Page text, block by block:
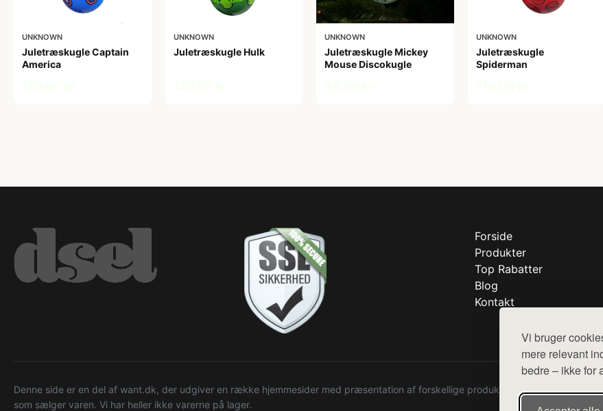
Vi bruger
mere relevant
bedre – ikke for
UNKNOWN
Juletræskugle Captain
America
UNKNOWN
Juletræskugle Hulk
UNKNOWN
Juletræskugle Mickey
Mouse Discokugle
UNKNOWN
Juletræskugle
Spiderman
Forside
Produkter
Top Rabatter
Blog
Kontakt
Denne side er en del af want.dk, der udgiver en række hjemmesider med præsentation af forskellige produkter fra diverse
som sælger varen. Vi har heller ikke varerne på lager.